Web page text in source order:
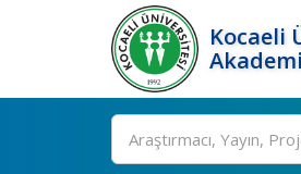
Kocaeli
Ara